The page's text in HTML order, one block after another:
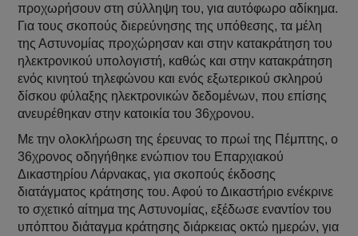
προχωρήσουν στη σύλληψη του, για αυτόφωρο αδίκημα.
Για τους σκοπούς διερεύνησης της υπόθεσης, τα μέλη
της Αστυνομίας προχώρησαν και στην κατακράτηση του
ηλεκτρονικού υπολογιστή, καθώς και στην κατακράτηση
ενός κινητού τηλεφώνου και ενός εξωτερικού σκληρού
δίσκου φύλαξης ηλεκτρονικών δεδομένων, που επίσης
ανευρέθηκαν στην κατοικία του 36χρονου.
Με την ολοκλήρωση της έρευνας το πρωί της Πέμπτης, ο
36χρονος οδηγήθηκε ενώπιον του Επαρχιακού
Δικαστηρίου Λάρνακας, για σκοπούς έκδοσης
διατάγματος κράτησης του. Αφού το Δικαστήριο ενέκρινε
το σχετικό αίτημα της Αστυνομίας, εξέδωσε εναντίον του
υπόπτου διάταγμα κράτησης διάρκειας οκτώ ημερών, για